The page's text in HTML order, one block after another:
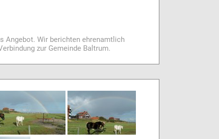
Angebot. Wir berichten ehrenamtlich
zur Gemeinde Baltrum.